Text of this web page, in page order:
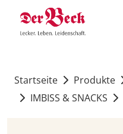
Startseite Produkte
IMBISS & SNACKS